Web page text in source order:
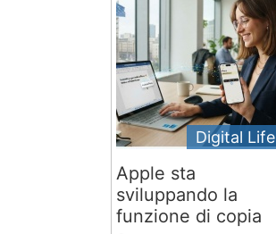
Digital Life
Apple sta
sviluppando la
funzione di copia